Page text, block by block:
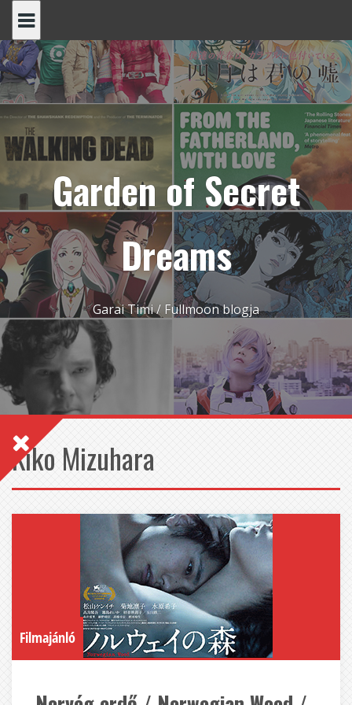
content
Garden of Secret
Dreams
Garai Timi / Fullmoon blogja
Kiko Mizuhara
Filmajánló